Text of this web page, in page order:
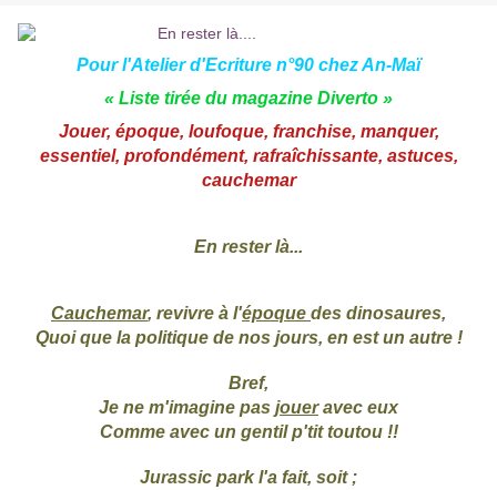
Pour l'Atelier d'Ecriture n°90 chezAn-Maï
« Liste tirée du magazine Diverto »
Jouer, époque, loufoque, franchise, manquer,
essentiel, profondément, rafraîchissante, astuces,
cauchemar
En rester là...
Cauchemar, revivre à l'époque des dinosaures,
Quoi que la politique de nos jours, en est un autre !
Bref,
Je ne m'imagine pas joueravec eux
Comme avec un gentil p'tit toutou !!
Jurassic park l'a fait, soit ;